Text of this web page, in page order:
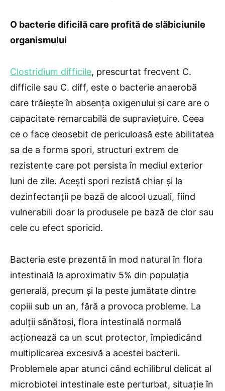
O bacterie dificilă care profită de slăbiciunile
organismului
Clostridium difficile, prescurtat frecvent C.
difficile sau C. diff, este o bacterie anaerobă
care trăiește în absența oxigenului și care are o
capacitate remarcabilă de supraviețuire. Ceea
ce o face deosebit de periculoasă este abilitatea
sa de a forma spori, structuri extrem de
rezistente care pot persista în mediul exterior
luni de zile. Acești spori rezistă chiar și la
dezinfectanții pe bază de alcool uzuali, fiind
vulnerabili doar la produsele pe bază de clor sau
cele cu efect sporicid.
Bacteria este prezentă în mod natural în flora
intestinală la aproximativ 5% din populația
generală, precum și la peste jumătate dintre
copiii sub un an, fără a provoca probleme. La
adulții sănătoși, flora intestinală normală
acționează ca un scut protector, împiedicând
multiplicarea excesivă a acestei bacterii.
Problemele apar atunci când echilibrul delicat al
microbiotei intestinale este perturbat, situație în